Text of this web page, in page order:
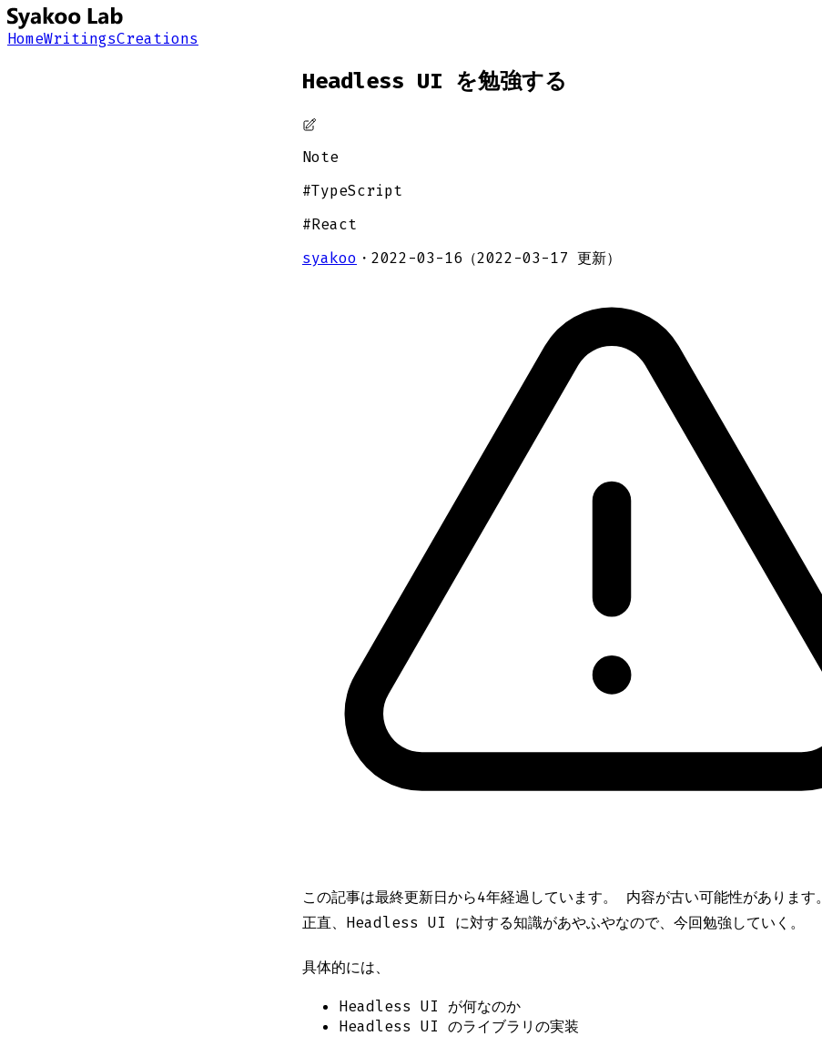
HomeWritingsCreations
Headless UI を勉強する
Note
#TypeScript
#React
syakoo ・ 2022-03-16 （2022-03-17 更新）
この記事は最終更新日から4年経過しています。 内容が古い可能性があります。
正直、Headless UI に対する知識があやふやなので、今回勉強していく。
具体的には、
Headless UI が何なのか
Headless UI のライブラリの実装